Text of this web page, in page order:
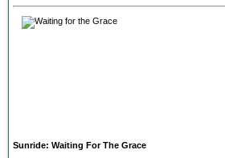
Sunride: Waiting For The Grace